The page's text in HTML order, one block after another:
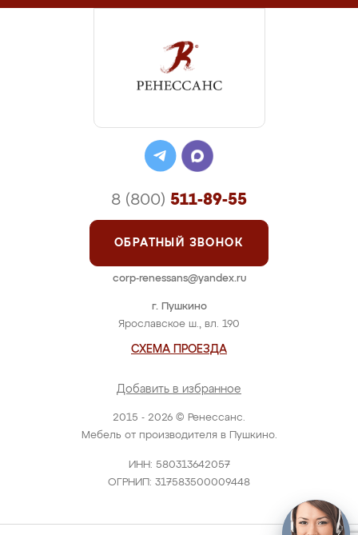
2015 - 2026 © Ренессанс.
Мебель от производителя в Пушкино.
ИНН: 580313642057
ОГРНИП: 317583500009448
г. Пушкино
Ярославское ш., вл. 190
СХЕМА ПРОЕЗДА
Добавить в избранное
8 (800) 511-89-55
ОБРАТНЫЙ ЗВОНОК
corp-renessans@yandex.ru